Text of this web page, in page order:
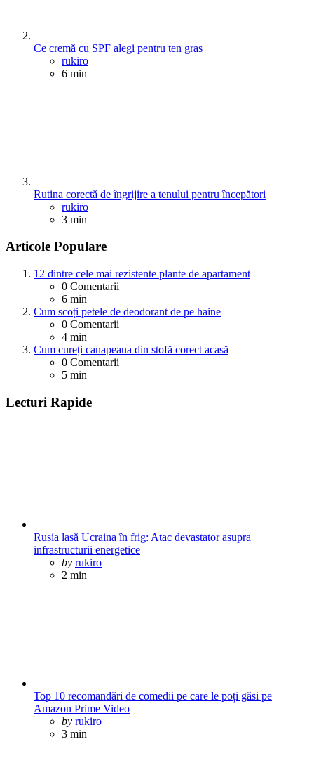
Ce cremă cu SPF alegi pentru ten gras
Posted
rukiro
6 min
Rutina corectă de îngrijire a tenului pentru începători
Posted
rukiro
3 min
Articole Populare
12 dintre cele mai rezistente plante de apartament
0 Comentarii
6 min
Cum scoți petele de deodorant de pe haine
0 Comentarii
4 min
Cum cureți canapeaua din stofă corect acasă
0 Comentarii
5 min
Lecturi Rapide
Rusia lasă Ucraina în frig: Atac devastator asupra
infrastructurii energetice
Posted
by rukiro
2 min
Top 10 recomandări de comedii pe care le poți găsi pe
Amazon Prime Video
Posted
by rukiro
3 min